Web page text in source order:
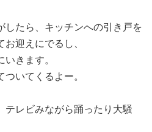
したら、キッチンへの引き戸を
迎えにでるし、
きます。
ついてくるよー。
テレビみながら踊ったり大騒